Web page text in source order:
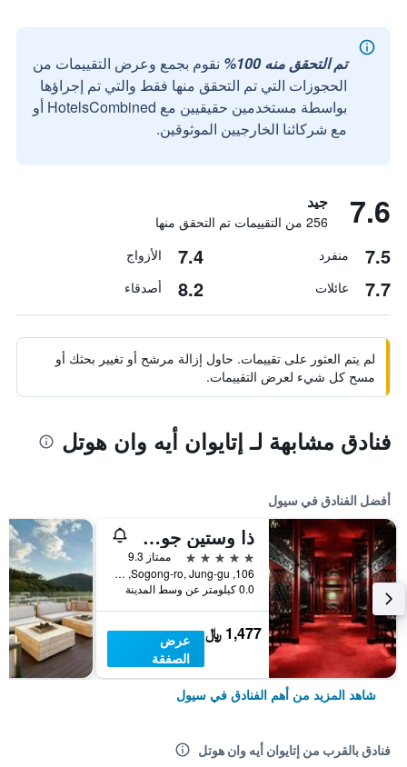
تم التحقق منه 100%
نقوم بجمع وعرض التقييمات من
الحجوزات التي تم التحقق منها فقط والتي تم إجراؤها
بواسطة مستخدمين حقيقيين مع HotelsCombined أو
مع شركائنا الخارجيين الموثوقين.
7.6 جيد
256 من التقييمات تم التحقق منها
7.5 منفرد 7.4 الأزواج
7.7 عائلات 8.2 أصدقاء
لم يتم العثور على تقييمات. حاول إزالة مرشح أو تغيير بحثك أو
مسح كل شيء لعرض التقييمات.
فنادق مشابهة لـ إتايوان أيه وان هوتل
أفضل الفنادق في سيول
ذا وستين جوسون سول
5 نجوم
ممتاز 9.3
106, Sogong-ro, Jung-gu, سيول, كوريا الجنوبية
0.0 كيلومتر عن وسط المدينة
1,477 ﷼
عرض
الصفقة
شاهد المزيد من أهم الفنادق في سيول
فنادق بالقرب من إتايوان أيه وان هوتل